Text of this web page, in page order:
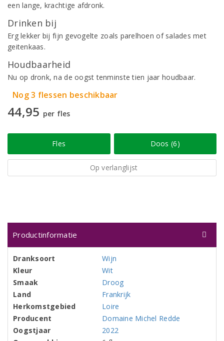
een lange, krachtige afdronk.
Drinken bij
Erg lekker bij fijn gevogelte zoals parelhoen of salades met
geitenkaas.
Houdbaarheid
Nu op dronk, na de oogst tenminste tien jaar houdbaar.
Nog 3 flessen beschikbaar
44,95 per fles
Fles Doos (6)
Op verlanglijst
Productinformatie
Dranksoort
Wijn
Kleur
Wit
Smaak
Droog
Land
Frankrijk
Herkomstgebied
Loire
Producent
Domaine Michel Redde
Oogstjaar
2022